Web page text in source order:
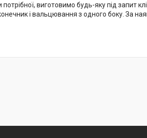
виготовимо будь-яку під запит
і вальцювання з одного боку. За